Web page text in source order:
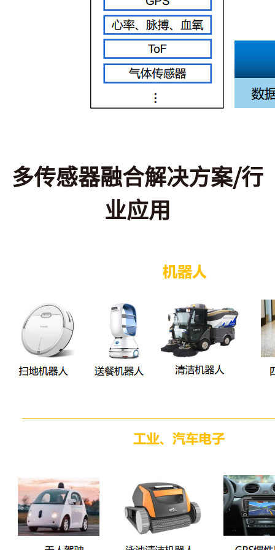
多传感器融合解决方案/行
业应用